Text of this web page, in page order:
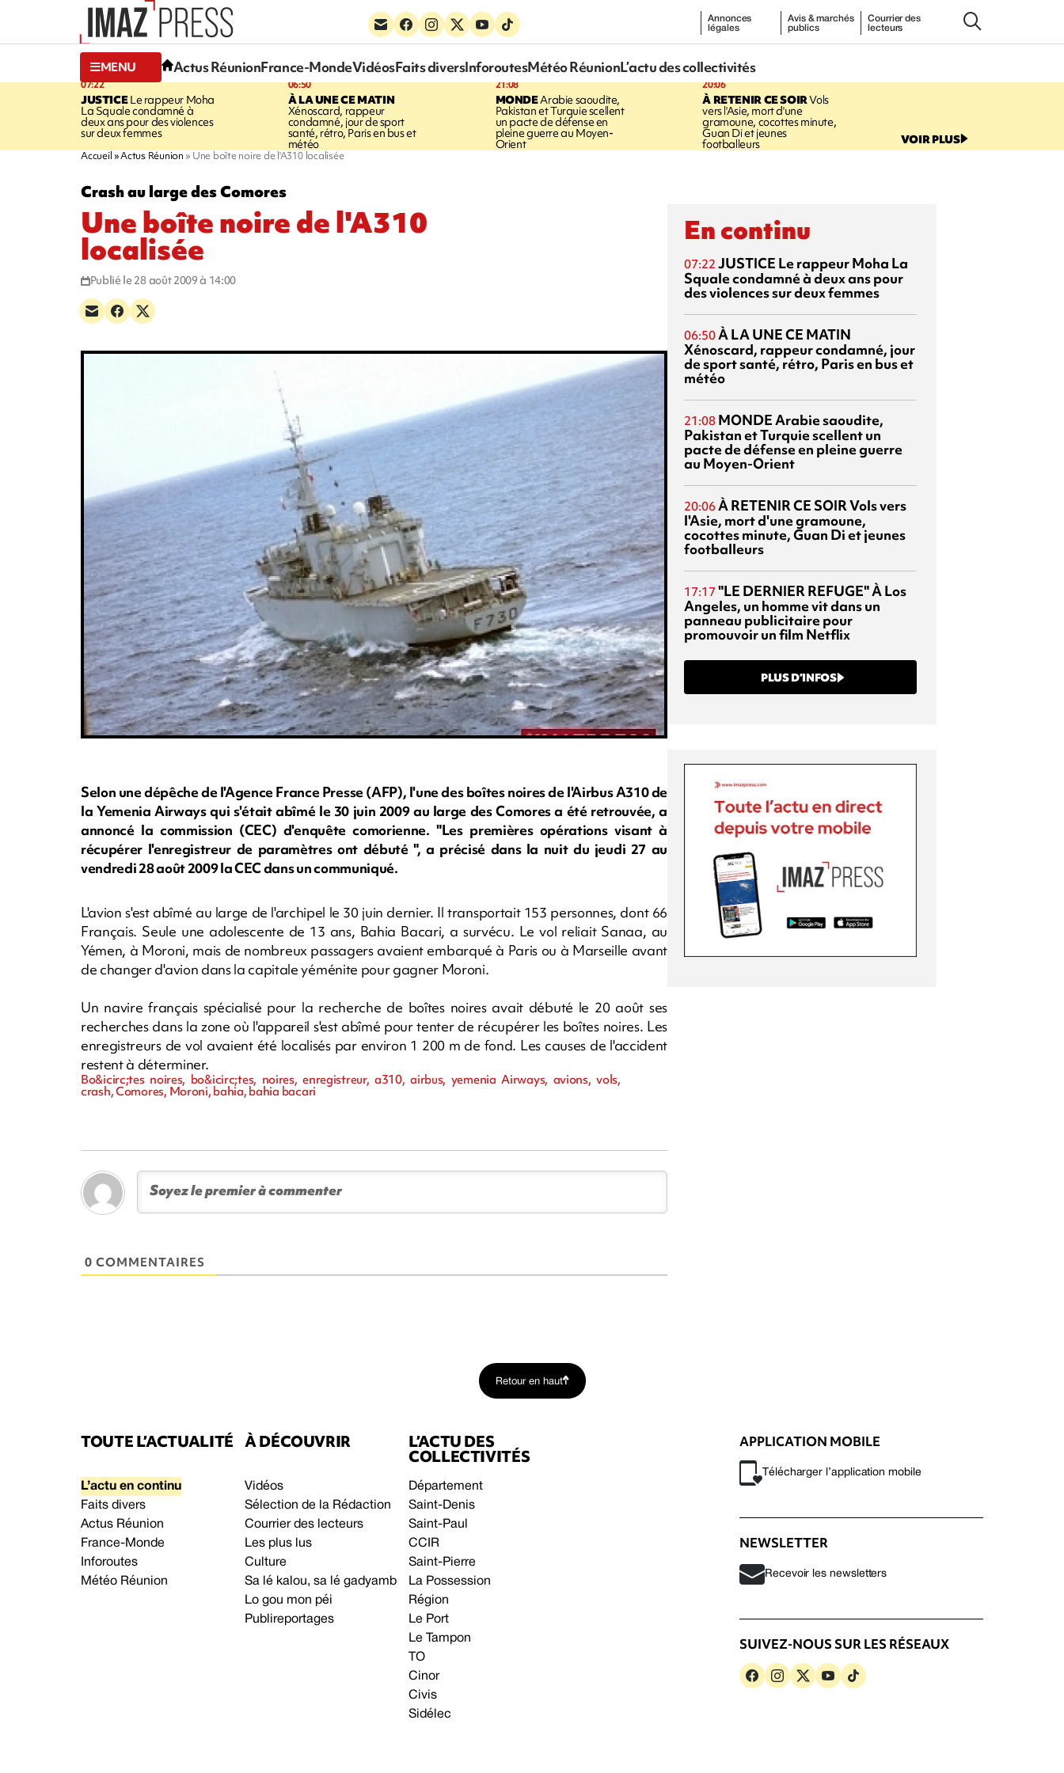
Annonces
légales
Avis & marchés
publics
Courrier des
lecteurs
MENU Actus RéunionFrance-MondeVidéosFaits diversInforoutesMétéo RéunionL’actu des collectivités
07:22
JUSTICELe rappeur Moha
La Squale condamné à
deux ans pour des violences
sur deux femmes
06:50
À LA UNE CE MATIN
Xénoscard, rappeur
condamné, jour de sport
santé, rétro, Paris en bus et
météo
21:08
MONDEArabie saoudite,
Pakistan et Turquie scellent
un pacte de défense en
pleine guerre au Moyen-
Orient
20:06
À RETENIR CE SOIRVols
vers l'Asie, mort d'une
gramoune, cocottes minute,
Guan Di et jeunes
footballeurs VOIR PLUS
Accueil Actus Réunion Une boîte noire de l'A310 localisée
Crash au large des Comores
Une boîte noire de l'A310
localisée
Publié le 28 août 2009 à 14:00
Selon une dépêche de l'Agence France Presse (AFP), l'une des boîtes noires de l'Airbus A310 de
la Yemenia Airways qui s'était abîmé le 30 juin 2009 au large des Comores a été retrouvée, a
annoncé la commission (CEC) d'enquête comorienne. "Les premières opérations visant à
récupérer l'enregistreur de paramètres ont débuté ", a précisé dans la nuit du jeudi 27 au
vendredi 28 août 2009 la CEC dans un communiqué.
L'avion s'est abîmé au large de l'archipel le 30 juin dernier. Il transportait 153 personnes, dont 66
Français. Seule une adolescente de 13 ans, Bahia Bacari, a survécu. Le vol reliait Sanaa, au
Yémen, à Moroni, mais de nombreux passagers avaient embarqué à Paris ou à Marseille avant
de changer d'avion dans la capitale yéménite pour gagner Moroni.
Un navire français spécialisé pour la recherche de boîtes noires avait débuté le 20 août ses
recherches dans la zone où l'appareil s'est abîmé pour tenter de récupérer les boîtes noires. Les
enregistreurs de vol avaient été localisés par environ 1 200 m de fond. Les causes de l'accident
restent à déterminer.
Bo&icirc;tes noires, bo&icirc;tes, noires, enregistreur, a310, airbus, yemenia Airways, avions, vols,
crash, Comores, Moroni, bahia, bahia bacari
0 COMMENTAIRES
En continu
07:22 JUSTICE Le rappeur Moha La
Squale condamné à deux ans pour
des violences sur deux femmes
06:50À LA UNE CE MATIN
Xénoscard, rappeur condamné, jour
de sport santé, rétro, Paris en bus et
météo
21:08 MONDEArabie saoudite,
Pakistan et Turquie scellent un
pacte de défense en pleine guerre
au Moyen-Orient
20:06À RETENIR CE SOIRVols vers
l'Asie, mort d'une gramoune,
cocottes minute, Guan Di et jeunes
footballeurs
17:17 "LE DERNIER REFUGE"À Los
Angeles, un homme vit dans un
panneau publicitaire pour
promouvoir un film Netflix
PLUS D’INFOS
Retour en haut
TOUTE L’ACTUALITÉ
L’actu en continu
Faits divers
Actus Réunion
France-Monde
Inforoutes
Météo Réunion
À DÉCOUVRIR
Vidéos
Sélection de la Rédaction
Courrier des lecteurs
Les plus lus
Culture
Sa lé kalou, sa lé gadyamb
Lo gou mon péi
Publireportages
L’ACTU DES
COLLECTIVITÉS
Département
Saint-Denis
Saint-Paul
CCIR
Saint-Pierre
La Possession
Région
Le Port
Le Tampon
TO
Cinor
Civis
Sidélec
APPLICATION MOBILE
Télécharger l’application mobile
NEWSLETTER
Recevoir les newsletters
SUIVEZ-NOUS SUR LES RÉSEAUX